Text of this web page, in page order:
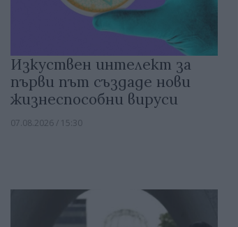
Изкуствен интелект за
първи път създаде нови
жизнеспособни вируси
07.08.2026 / 15:30